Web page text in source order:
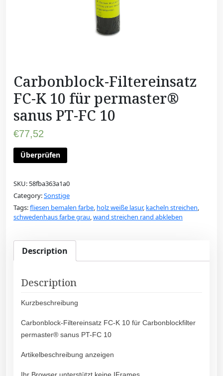
Carbonblock-Filtereinsatz
FC-K 10 für permaster®
sanus PT-FC 10
€77,52
Überprüfen
SKU: 58fba363a1a0
Category:Sonstige
Tags:fliesen bemalen farbe, holz weiße lasur, kacheln streichen,
schwedenhaus farbe grau,wand streichen rand abkleben
Description
Description
Kurzbeschreibung
Carbonblock-Filtereinsatz FC-K 10 für Carbonblockfilter
permaster® sanus PT-FC 10
Artikelbeschreibung anzeigen
Ihr Browser unterstützt keine IFrames.